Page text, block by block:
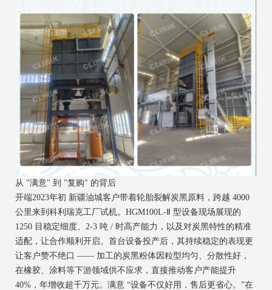
从 "满意" 到 "复购" 的背后
开端2023年初 新疆油城客户带着轮胎裂解炭黑原料，跨越 4000
公里来到科利瑞克工厂试机。HGM100L-Ⅱ 型设备现场展现的
1250 目稳定细度、2-3 吨 / 时高产能力，以及对炭黑特性的精准
适配，让合作顺利开启。首台设备投产后，其持续稳定的表现更
让客户赞不绝口 —— 加工的炭黑粉体因粒型均匀、分散性好，
在橡胶、涂料等下游领域供不应求，直接推动客户产能提升
40%，年增收超千万元。满意 “设备不仅好用，售后更省心。”在